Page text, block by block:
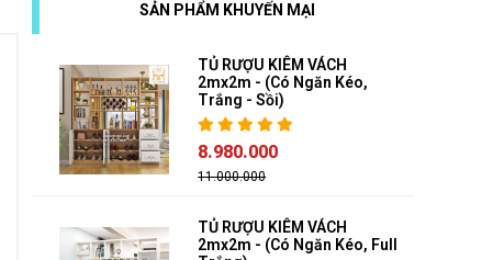
SẢN PHẨM KHUYẾN MẠI
TỦ RƯỢU KIÊM VÁCH
2mx2m - (Có Ngăn Kéo,
Trắng - Sồi)
8.980.000
11.000.000
TỦ RƯỢU KIÊM VÁCH
2mx2m - (Có Ngăn Kéo, Full